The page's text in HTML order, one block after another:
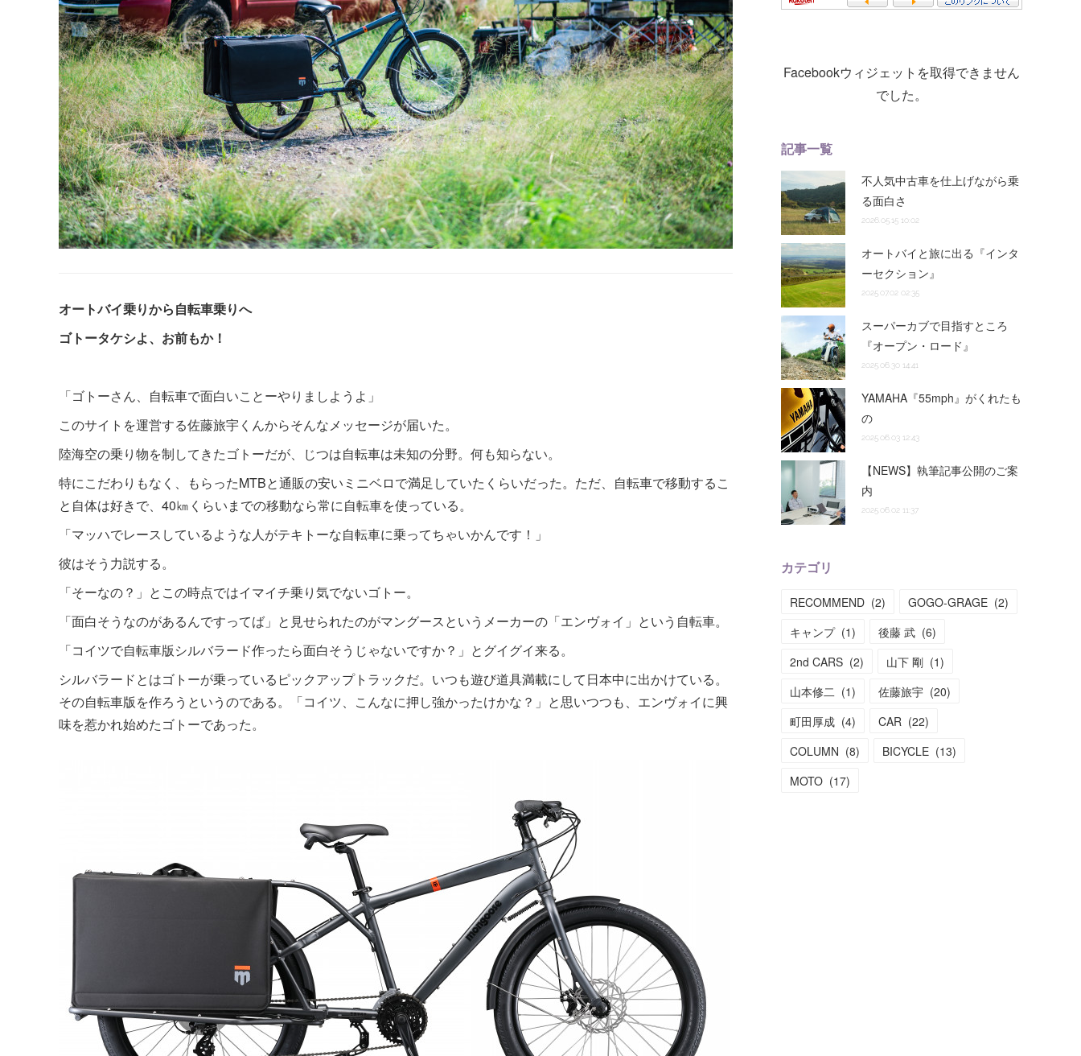
オートバイ乗りから自転車乗りへ
ゴトータケシよ、お前もか！
「ゴトーさん、自転車で面白いことーやりましようよ」
このサイトを運営する佐藤旅宇くんからそんなメッセージが届いた。
陸海空の乗り物を制してきたゴトーだが、じつは自転車は未知の分野。何も知らない。
特にこだわりもなく、もらったMTBと通販の安いミニベロで満足していたくらいだった。ただ、自転車で移動するこ
と自体は好きで、40㎞くらいまでの移動なら常に自転車を使っている。
「マッハでレースしているような人がテキトーな自転車に乗ってちゃいかんです！」
彼はそう力説する。
「そーなの？」とこの時点ではイマイチ乗り気でないゴトー。
「面白そうなのがあるんですってば」と見せられたのがマングースというメーカーの「エンヴォイ」という自転車。
「コイツで自転車版シルバラード作ったら面白そうじゃないですか？」とグイグイ来る。
シルバラードとはゴトーが乗っているピックアップトラックだ。いつも遊び道具満載にして日本中に出かけている。
その自転車版を作ろうというのである。「コイツ、こんなに押し強かったけかな？」と思いつつも、エンヴォイに興
味を惹かれ始めたゴトーであった。
Facebookウィジェットを取得できません
でした。
記事一覧
不人気中古車を仕上げながら乗
る面白さ
2026.05.15 10:02
オートバイと旅に出る『インタ
ーセクション』
2025.07.02 02:35
スーパーカブで目指すところ
『オープン・ロード』
2025.06.30 14:41
YAMAHA『55mph』がくれたも
の
2025.06.03 12:43
【NEWS】執筆記事公開のご案
内
2025.06.02 11:37
カテゴリ
RECOMMEND (2) GOGO-GRAGE (2)
キャンプ (1) 後藤 武 (6)
2nd CARS (2) 山下 剛 (1)
山本修二 (1) 佐藤旅宇 (20)
町田厚成 (4) CAR (22)
COLUMN (8) BICYCLE (13)
MOTO (17)